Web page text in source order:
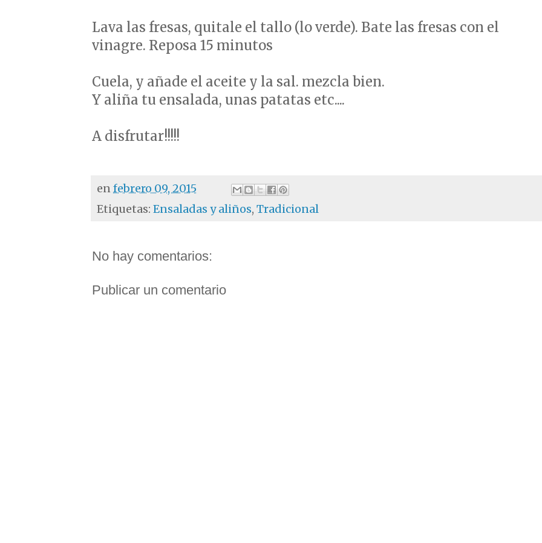
Lava las fresas, quitale el tallo (lo verde). Bate las fresas con el
vinagre. Reposa 15 minutos
Cuela, y añade el aceite y la sal. mezcla bien.
Y aliña tu ensalada, unas patatas etc....
A disfrutar!!!!!
enfebrero 09, 2015
Etiquetas: Ensaladas y aliños, Tradicional
No hay comentarios:
Publicar un comentario